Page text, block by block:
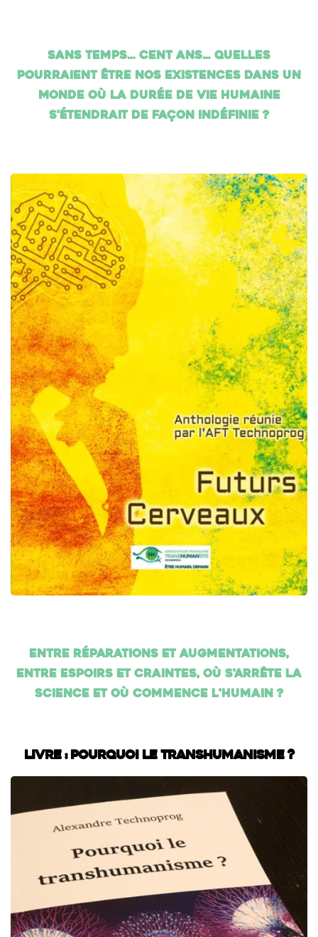
Sans temps… cent ans… Quelles
pourraient être nos existences dans un
monde où la durée de vie humaine
s'étendrait de façon indéfinie ?
Entre réparations et augmentations,
entre espoirs et craintes, où s'arrête la
science et où commence l'humain ?
Livre : Pourquoi le transhumanisme ?